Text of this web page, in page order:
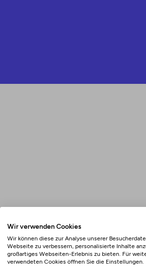
Wir verwenden Cookies
Wir können diese zur Analyse unserer
Webseite zu verbessern, personalisierte Inhalte
großartiges Webseiten-Erlebnis zu bieten. Für
verwendeten Cookies öffnen Sie die Einstellungen.